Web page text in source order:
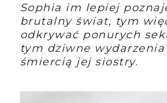
Sophia im lepiej
brutalny świat, tym
odkrywać ponurych
tym dziwne
śmiercią jej siostry.